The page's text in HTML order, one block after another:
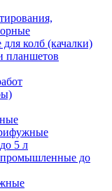
колб (качалки)
планшетов
5 л
до